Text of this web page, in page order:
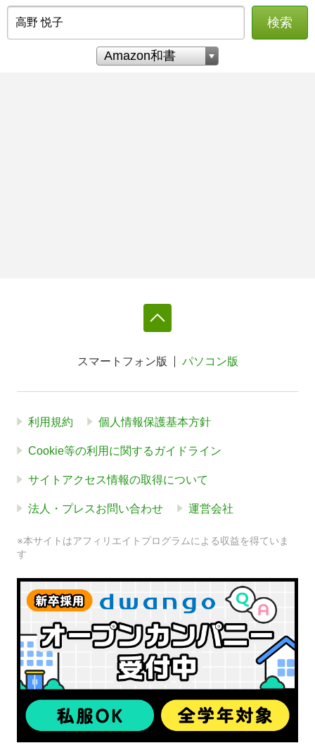
検索
スマートフォン版 パソコン版
利用規約 個人情報保護基本方針
Cookie等の利用に関するガイドライン
サイトアクセス情報の取得について
法人・プレスお問い合わせ 運営会社
※本サイトはアフィリエイトプログラムによる収益を得ていま
す